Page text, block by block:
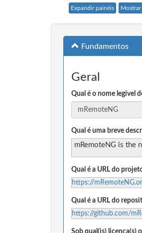
Expandir painéis
Fundamentos
Geral
Qual é o nome legível
Qual é uma breve
mRemoteNG is the
Qual é a URL do
https://
Qual é a URL do
https://github.com/
Sob qual(is) licença(s)